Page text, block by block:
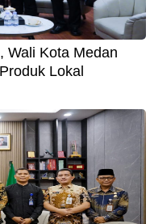
Wali Kota Medan
Lokal